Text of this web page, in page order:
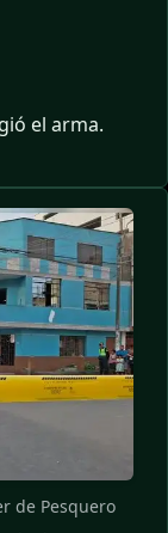
el arma.
de Pesquero